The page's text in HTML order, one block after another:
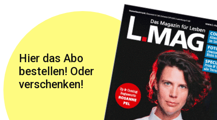
Hier das Abo
bestellen! Oder
verschenken!